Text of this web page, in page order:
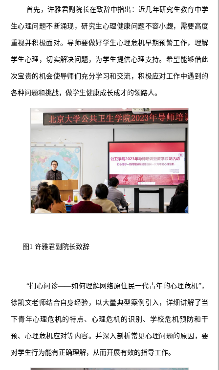
首先，许雅君副院长在致辞中指出：近几年研究生教育中学
生心理问题不断涌现，研究生心理健康问题不容小觑，需要高度
重视并积极面对。导师要做好学生心理危机早期预警工作，理解
学生心理，切实解决问题，为学生提供心理支持。希望能够借此
次宝贵的机会使导师们充分学习和交流，积极应对工作中遇到的
各种问题和挑战，做学生健康成长成才的领路人。
图 1 许雅君副院长致辞
“扪心问诊——如何理解网络原住民一代青年的心理危机”，
徐凯文老师结合自身经验，以大量典型案例引入，详细讲解了当
下青年心理危机的特点、心理危机的识别、学校危机预防和干
预、心理危机应对等内容。并深入剖析常见心理问题的原因，要
对学生行为能有正确理解，从而开展有效的指导工作。